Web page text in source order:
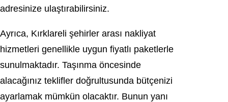
adresinize ulaştırabilirsiniz.
Ayrıca, Kırklareli şehirler arası nakliyat
hizmetleri genellikle uygun fiyatlı paketlerle
sunulmaktadır. Taşınma öncesinde
alacağınız teklifler doğrultusunda bütçenizi
ayarlamak mümkün olacaktır. Bunun yanı